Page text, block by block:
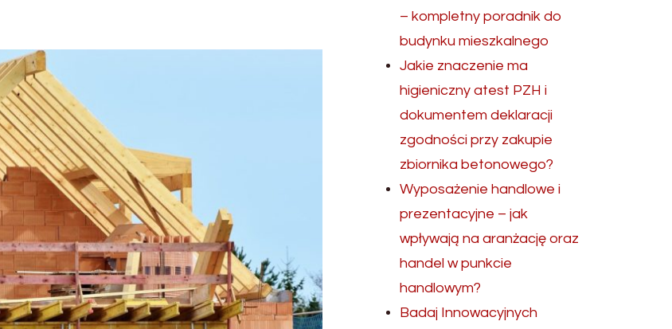
– kompletny poradnik do
budynku mieszkalnego
Jakie znaczenie ma
higieniczny atest PZH i
dokumentem deklaracji
zgodności przy zakupie
zbiornika betonowego?
Wyposażenie handlowe i
prezentacyjne – jak
wpływają na aranżację oraz
handel w punkcie
handlowym?
Badaj Innowacyjnych